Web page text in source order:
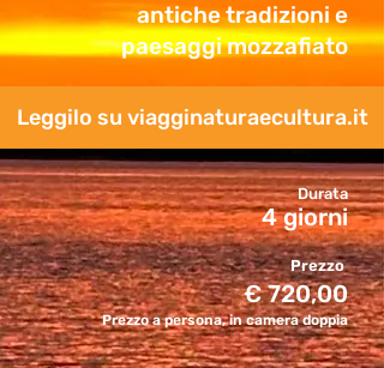
antiche tradizioni e
paesaggi mozzafiato
Leggilo su viagginaturaecultura.it
Durata
4 giorni
Prezzo
€ 720,00
Prezzo a persona, in camera doppia